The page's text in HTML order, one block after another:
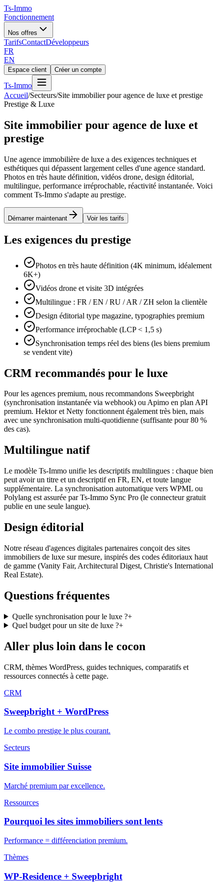
Ts-Immo
Fonctionnement
Nos offres
TarifsContactDéveloppeurs
FR
EN
Espace client Créer un compte
Ts-Immo
Accueil/Secteurs/Site immobilier pour agence de luxe et prestige
Prestige & Luxe
Site immobilier pour agence de luxe et
prestige
Une agence immobilière de luxe a des exigences techniques et
esthétiques qui dépassent largement celles d'une agence standard.
Photos en très haute définition, vidéos drone, design éditorial,
multilingue, performance irréprochable, réactivité instantanée. Voici
comment Ts-Immo s'adapte au prestige.
Démarrer maintenant Voir les tarifs
Les exigences du prestige
Photos en très haute définition (4K minimum, idéalement
6K+)
Vidéos drone et visite 3D intégrées
Multilingue : FR / EN / RU / AR / ZH selon la clientèle
Design éditorial type magazine, typographies premium
Performance irréprochable (LCP < 1,5 s)
Synchronisation temps réel des biens (les biens premium
se vendent vite)
CRM recommandés pour le luxe
Pour les agences premium, nous recommandons Sweepbright
(synchronisation instantanée via webhook) ou Apimo en plan API
premium. Hektor et Netty fonctionnent également très bien, mais
avec une synchronisation multi-quotidienne (suffisante pour 80 %
des cas).
Multilingue natif
Le modèle Ts-Immo unifie les descriptifs multilingues : chaque bien
peut avoir un titre et un descriptif en FR, EN, et toute langue
supplémentaire. La synchronisation automatique vers WPML ou
Polylang est assurée par Ts-Immo Sync Pro (le connecteur gratuit
publie en une seule langue).
Design éditorial
Notre réseau d'agences digitales partenaires conçoit des sites
immobiliers de luxe sur mesure, inspirés des codes éditoriaux haut
de gamme (Vanity Fair, Architectural Digest, Christie's International
Real Estate).
Questions fréquentes
Quelle synchronisation pour le luxe ?+
Quel budget pour un site de luxe ?+
Aller plus loin dans le cocon
CRM, thèmes WordPress, guides techniques, comparatifs et
ressources connectés à cette page.
CRM
Sweepbright + WordPress
Le combo prestige le plus courant.
Secteurs
Site immobilier Suisse
Marché premium par excellence.
Ressources
Pourquoi les sites immobiliers sont lents
Performance = différenciation premium.
Thèmes
WP-Residence + Sweepbright